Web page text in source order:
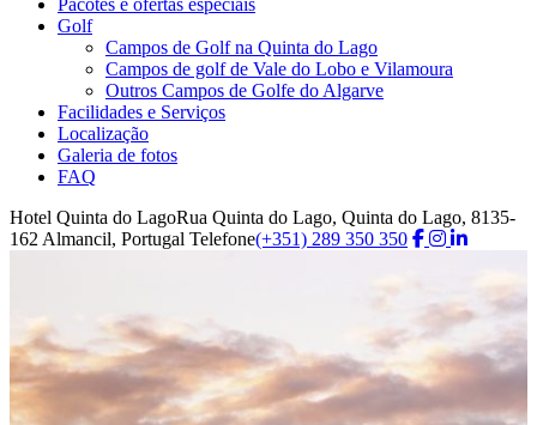
Pacotes e ofertas especiais
Golf
Campos de Golf na Quinta do Lago
Campos de golf de Vale do Lobo e Vilamoura
Outros Campos de Golfe do Algarve
Facilidades e Serviços
Localização
Galeria de fotos
FAQ
Hotel Quinta do LagoRua Quinta do Lago, Quinta do Lago, 8135-
162 Almancil, Portugal Telefone(+351) 289 350 350